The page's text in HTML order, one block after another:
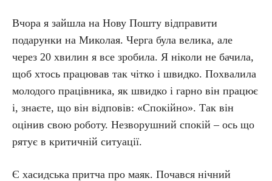
Вчора я зайшла на Нову Пошту відправити
подарунки на Миколая. Черга була велика, але
через 20 хвилин я все зробила. Я ніколи не бачила,
щоб хтось працював так чітко і швидко. Похвалила
молодого працівника, як швидко і гарно він працює
і, знаєте, що він відповів: «Спокійно». Так він
оцінив свою роботу. Незворушний спокій – ось що
рятує в критичній ситуації.
Є хасидська притча про маяк. Почався нічний